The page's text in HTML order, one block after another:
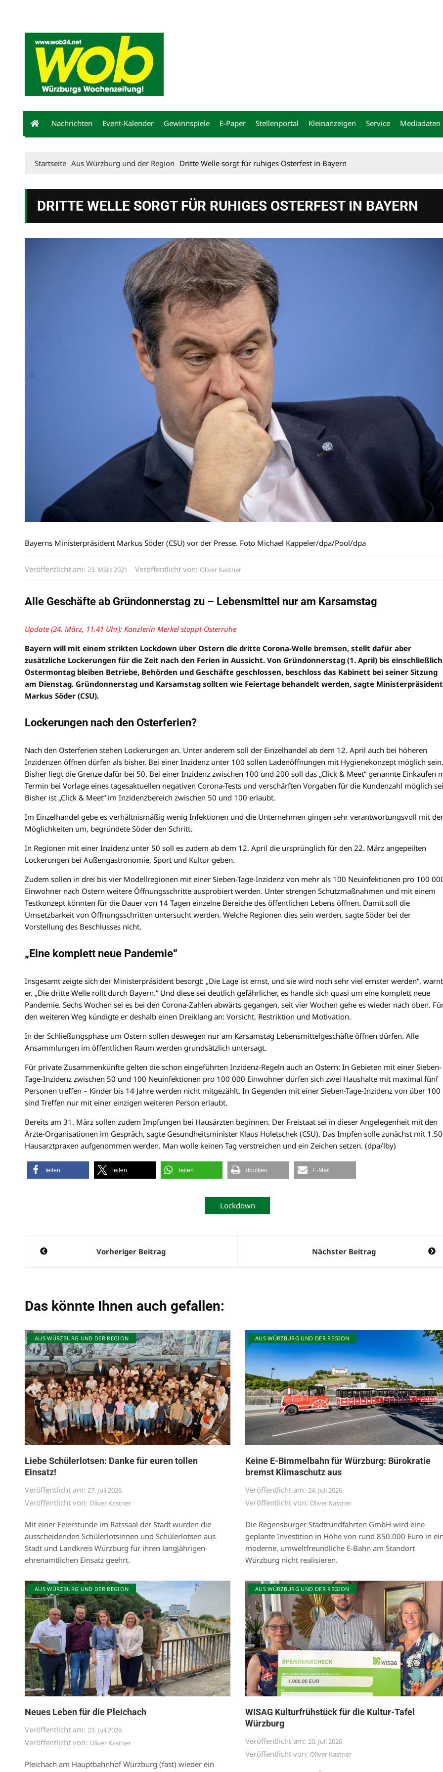
Nachrichten Event-Kalender Gewinnspiele E-Paper Stellenportal Kleinanzeigen Service Mediadaten
Startseite Aus Würzburg und der Region Dritte Welle sorgt für ruhiges Osterfest in Bayern
DRITTE WELLE SORGT FÜR RUHIGES OSTERFEST IN BAYERN
Bayerns Ministerpräsident Markus Söder (CSU) vor der Presse. Foto Michael Kappeler/dpa/Pool/dpa
Veröffentlicht am: 23. März 2021 Veröffentlicht von: Oliver Kastner
Alle Geschäfte ab Gründonnerstag zu – Lebensmittel nur am Karsamstag
Update (24. März, 11.41 Uhr): Kanzlerin Merkel stoppt Osterruhe
Bayern will mit einem strikten Lockdown über Ostern die dritte Corona-Welle bremsen, stellt dafür aber
zusätzliche Lockerungen für die Zeit nach den Ferien in Aussicht. Von Gründonnerstag (1. April) bis einschließlich
Ostermontag bleiben Betriebe, Behörden und Geschäfte geschlossen, beschloss das Kabinett bei seiner Sitzung
am Dienstag. Gründonnerstag und Karsamstag sollten wie Feiertage behandelt werden, sagte Ministerpräsident
Markus Söder (CSU).
Lockerungen nach den Osterferien?
Nach den Osterferien stehen Lockerungen an. Unter anderem soll der Einzelhandel ab dem 12. April auch bei höheren
Inzidenzen öffnen dürfen als bisher. Bei einer Inzidenz unter 100 sollen Ladenöffnungen mit Hygienekonzept möglich sein.
Bisher liegt die Grenze dafür bei 50. Bei einer Inzidenz zwischen 100 und 200 soll das „Click & Meet“ genannte Einkaufen
Termin bei Vorlage eines tagesaktuellen negativen Corona-Tests und verschärften Vorgaben für die Kundenzahl möglich
Bisher ist „Click & Meet“ im Inzidenzbereich zwischen 50 und 100 erlaubt.
Im Einzelhandel gebe es verhältnismäßig wenig Infektionen und die Unternehmen gingen sehr verantwortungsvoll mit
Möglichkeiten um, begründete Söder den Schritt.
In Regionen mit einer Inzidenz unter 50 soll es zudem ab dem 12. April die ursprünglich für den 22. März angepeilten
Lockerungen bei Außengastronomie, Sport und Kultur geben.
Zudem sollen in drei bis vier Modellregionen mit einer Sieben-Tage-Inzidenz von mehr als 100 Neuinfektionen pro 100
Einwohner nach Ostern weitere Öffnungsschritte ausprobiert werden. Unter strengen Schutzmaßnahmen und mit einem
Testkonzept könnten für die Dauer von 14 Tagen einzelne Bereiche des öffentlichen Lebens öffnen. Damit soll die
Umsetzbarkeit von Öffnungsschritten untersucht werden. Welche Regionen dies sein werden, sagte Söder bei der
Vorstellung des Beschlusses nicht.
„Eine komplett neue Pandemie“
Insgesamt zeigte sich der Ministerpräsident besorgt: „Die Lage ist ernst, und sie wird noch sehr viel ernster werden“,
er. „Die dritte Welle rollt durch Bayern.“ Und diese sei deutlich gefährlicher, es handle sich quasi um eine komplett neue
Pandemie. Sechs Wochen sei es bei den Corona-Zahlen abwärts gegangen, seit vier Wochen gehe es wieder nach oben.
den weiteren Weg kündigte er deshalb einen Dreiklang an: Vorsicht, Restriktion und Motivation.
In der Schließungsphase um Ostern sollen deswegen nur am Karsamstag Lebensmittelgeschäfte öffnen dürfen. Alle
Ansammlungen im öffentlichen Raum werden grundsätzlich untersagt.
Für private Zusammenkünfte gelten die schon eingeführten Inzidenz-Regeln auch an Ostern: In Gebieten mit einer Sieben-
Tage-Inzidenz zwischen 50 und 100 Neuinfektionen pro 100 000 Einwohner dürfen sich zwei Haushalte mit maximal fünf
Personen treffen – Kinder bis 14 Jahre werden nicht mitgezählt. In Gegenden mit einer Sieben-Tage-Inzidenz von über 100
sind Treffen nur mit einer einzigen weiteren Person erlaubt.
Bereits am 31. März sollen zudem Impfungen bei Hausärzten beginnen. Der Freistaat sei in dieser Angelegenheit mit den
Ärzte-Organisationen im Gespräch, sagte Gesundheitsminister Klaus Holetschek (CSU). Das Impfen solle zunächst mit
Hausarztpraxen aufgenommen werden. Man wolle keinen Tag verstreichen und ein Zeichen setzen. (dpa/lby)
teilen teilen teilen drucken E-Mail
Lockdown
Beitragsnavigation
Vorheriger Beitrag Nächster Beitrag
Das könnte Ihnen auch gefallen:
AUS WÜRZBURG UND DER REGION
Liebe Schülerlotsen: Danke für euren tollen
Einsatz!
Veröffentlicht am: 27. Juli 2026
Veröffentlicht von: Oliver Kastner
Mit einer Feierstunde im Ratssaal der Stadt wurden die
ausscheidenden Schülerlotsinnen und Schülerlotsen aus
Stadt und Landkreis Würzburg für ihren langjährigen
ehrenamtlichen Einsatz geehrt.
AUS WÜRZBURG UND DER REGION
Keine E-Bimmelbahn für Würzburg: Bürokratie
bremst Klimaschutz aus
Veröffentlicht am: 24. Juli 2026
Veröffentlicht von: Oliver Kastner
Die Regensburger Stadtrundfahrten GmbH wird eine
geplante Investition in Höhe von rund 850.000 Euro in
moderne, umweltfreundliche E-Bahn am Standort
Würzburg nicht realisieren.
AUS WÜRZBURG UND DER REGION
Neues Leben für die Pleichach
Veröffentlicht am: 23. Juli 2026
Veröffentlicht von: Oliver Kastner
Pleichach am Hauptbahnhof Würzburg (fast) wieder ein
AUS WÜRZBURG UND DER REGION
WISAG Kulturfrühstück für die Kultur-Tafel
Würzburg
Veröffentlicht am: 20. Juli 2026
Veröffentlicht von: Oliver Kastner